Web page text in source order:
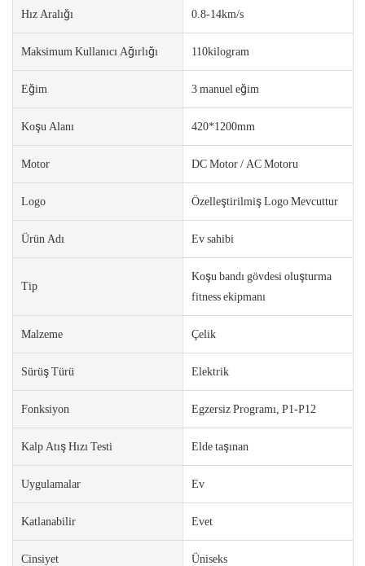
Hız Aralığı 0.8-14km/s
Maksimum Kullanıcı Ağırlığı 110kilogram
Eğim 3 manuel eğim
Koşu Alanı 420*1200mm
Motor DC Motor / AC Motoru
Logo Özelleştirilmiş Logo Mevcuttur
Ürün Adı Ev sahibi
Tip
Koşu bandı gövdesi oluşturma
fitness ekipmanı
Malzeme Çelik
Sürüş Türü Elektrik
Fonksiyon Egzersiz Programı, P1-P12
Kalp Atış Hızı Testi Elde taşınan
Uygulamalar Ev
Katlanabilir Evet
Cinsiyet Üniseks